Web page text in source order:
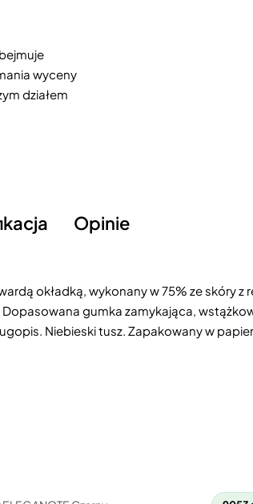
wyceny
działem
Opinie
okładką, wykonany w 75% ze skóry z
gumka zamykająca,
Niebieski tusz. Zapakowany w